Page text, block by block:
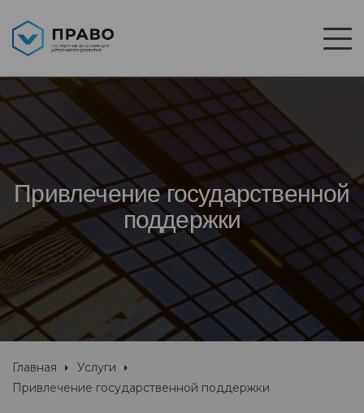
Привлечение государственной
поддержки
Главная
Услуги
Привлечение государственной поддержки